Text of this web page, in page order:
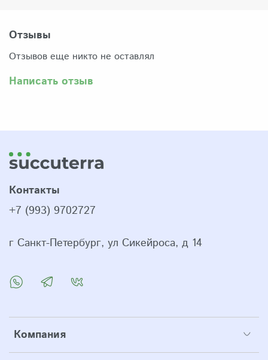
Отзывы
Отзывов еще никто не оставлял
Написать отзыв
Компания
Контакты
+7 (993) 9702727
г Санкт-Петербург, ул Сикейроса, д 14